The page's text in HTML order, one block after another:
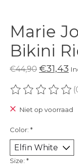
Marie
Bikini
€44,90 €31,43
De beoordeling
Niet op voorraad
Color: *
Size: *